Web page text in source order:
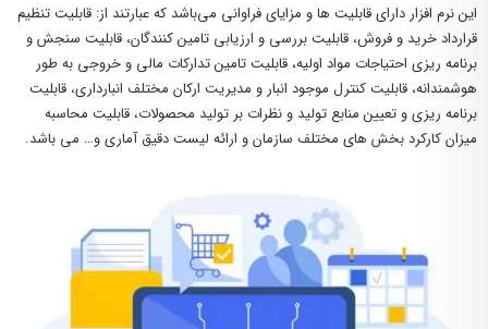
این نرم افزار دارای قابلیت ها و مزایای فراوانی می‌باشد که عبارتند از: قابلیت تنظیم
قرارداد خرید و فروش، قابلیت بررسی و ارزیابی تامین کنندگان، قابلیت سنجش و
برنامه ریزی احتیاجات مواد اولیه، قابلیت تامین تدارکات مالی و خروجی به طور
هوشمندانه، قابلیت کنترل موجود انبار و مدیریت ارکان مختلف انبارداری، قابلیت
برنامه ریزی و تعیین منابع تولید و نظرات بر تولید محصولات، قابلیت محاسبه
میزان کارکرد بخش های مختلف سازمان و ارائه لیست دقیق آماری و… می باشد.